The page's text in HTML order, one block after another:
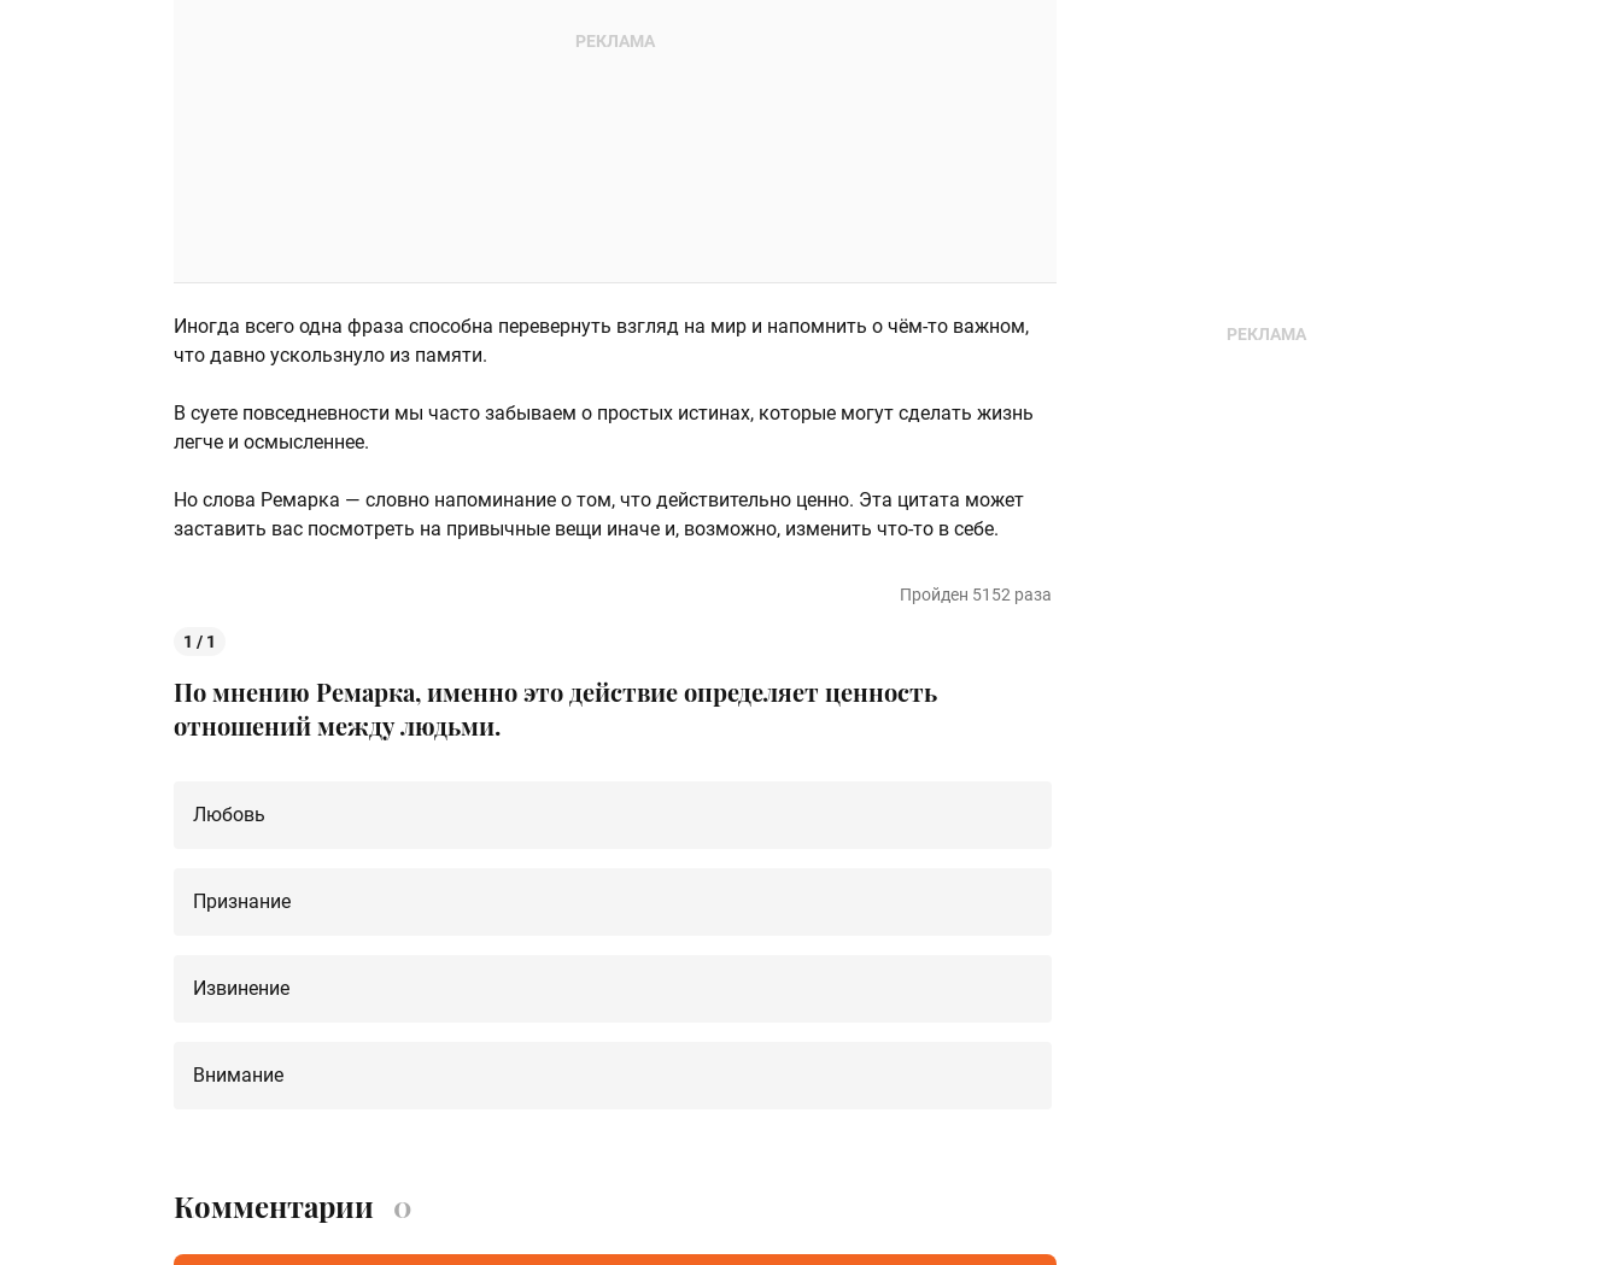
Иногда всего одна фраза способна перевернуть взгляд на мир и напомнить о чём-то важном,
что давно ускользнуло из памяти.
В суете повседневности мы часто забываем о простых истинах, которые могут сделать жизнь
легче и осмысленнее.
Но слова Ремарка — словно напоминание о том, что действительно ценно. Эта цитата может
заставить вас посмотреть на привычные вещи иначе и, возможно, изменить что-то в себе.
Пройден 5152 раза
1 / 1
По мнению Ремарка,именно это действие определяет ценность
отношений между людьми.
Любовь
Признание
Извинение
Внимание
Комментарии 0